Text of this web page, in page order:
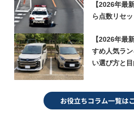
【2026年最
ら点数リセ
【2026年最
すめ人気ラ
い選び方と
お役立ちコラム一覧は